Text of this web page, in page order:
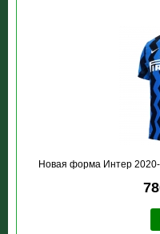
Новая форма Интер